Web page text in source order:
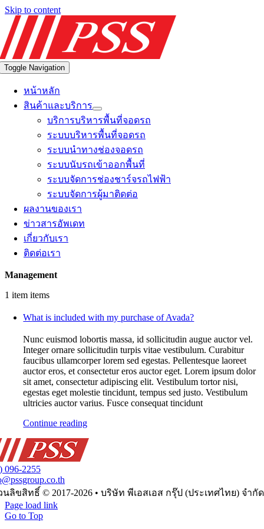
Skip to content
Toggle Navigation
หน้าหลัก
สินค้าและบริการ
บริการบริหารพื้นที่จอดรถ
ระบบบริหารพื้นที่จอดรถ
ระบบนำทางช่องจอดรถ
ระบบนับรถเข้าออกพื้นที่
ระบบจัดการช่องชาร์จรถไฟฟ้า
ระบบจัดการผู้มาติดต่อ
ผลงานของเรา
ข่าวสารอัพเดท
เกี่ยวกับเรา
ติดต่อเรา
Management
1 item items
What is included with my purchase of Avada?
Nunc euismod lobortis massa, id sollicitudin augue auctor vel.
Integer ornare sollicitudin turpis vitae vestibulum. Curabitur
faucibus ullamcorper lorem sed egestas. Pellentesque laoreet
auctor eros, et consectetur eros auctor eget. Lorem ipsum dolor
sit amet, consectetur adipiscing elit. Vestibulum tortor nisi,
egestas eget molestie tincidunt, tempus sed justo. Vestibulum
ultricies auctor varius. Fusce consequat tincidunt
Continue reading
096-2255
PSS Group (Thailand) Company Limited
นลิขสิทธิ์ © 2017-2026 • บริษัท พีเอสเอส กรุ๊ป (ประเทศไทย) จำกัด
Page load link
Go to Top